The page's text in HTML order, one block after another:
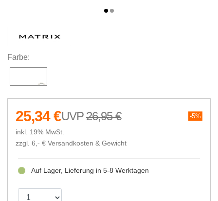
Farbe:
26,95 € 5%
25,34 €
inkl. 19% MwSt.
zzgl. 6,- € Versandkosten & Gewicht
Auf Lager, Lieferung in 5-8 Werktagen